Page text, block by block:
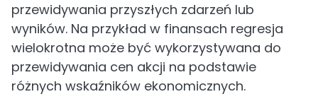
przewidywania przyszłych zdarzeń lub
wyników. Na przykład w finansach regresja
wielokrotna może być wykorzystywana do
przewidywania cen akcji na podstawie
różnych wskaźników ekonomicznych.